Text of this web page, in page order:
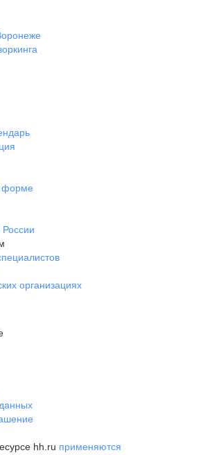
своя
приема
форме
России
организациях
hh.ru применяются